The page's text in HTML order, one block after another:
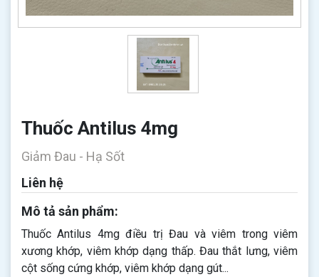
Thuốc Antilus 4mg
Giảm Đau - Hạ Sốt
Liên hệ
Mô tả sản phẩm:
Thuốc Antilus 4mg điều trị Đau và viêm trong viêm
xương khớp, viêm khớp dạng thấp. Đau thắt lưng, viêm
cột sống cứng khớp, viêm khớp dạng gút...